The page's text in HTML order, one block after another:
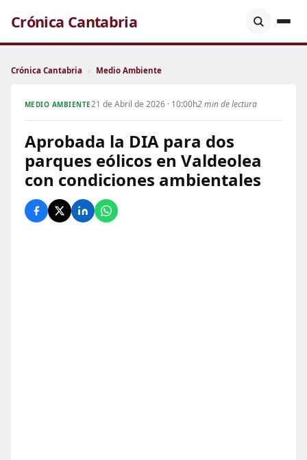
Crónica Cantabria
Crónica Cantabria › Medio Ambiente
MEDIO AMBIENTE21 de Abril de 2026 · 10:00h2 min de lectura
Aprobada la DIA para dos
parques eólicos en Valdeolea
con condiciones ambientales